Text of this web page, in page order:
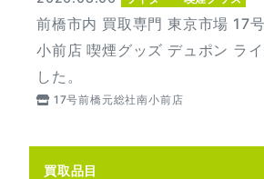
前橋市内 買取専門 東京市場 17
小前店 喫煙グッズ デュポン ラ
した。
17号前橋元総社南小前店
買取品目